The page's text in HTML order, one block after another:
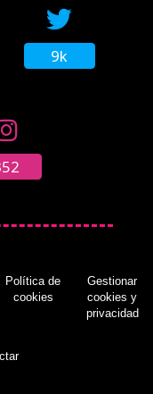
9k
Política de
cookies
Gestionar
cookies y
privacidad